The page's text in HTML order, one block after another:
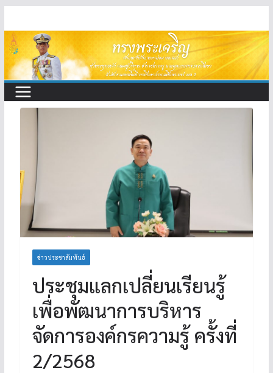
to
content
ข่าวประชาสัมพันธ์
ประชุมแลกเปลี่ยนเรียนรู้
เพื่อพัฒนาการบริหาร
จัดการองค์กรความรู้ ครั้งที่
2/2568